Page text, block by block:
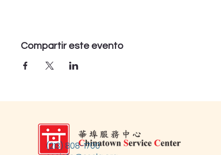
Compartir este evento
(213) 808-1700